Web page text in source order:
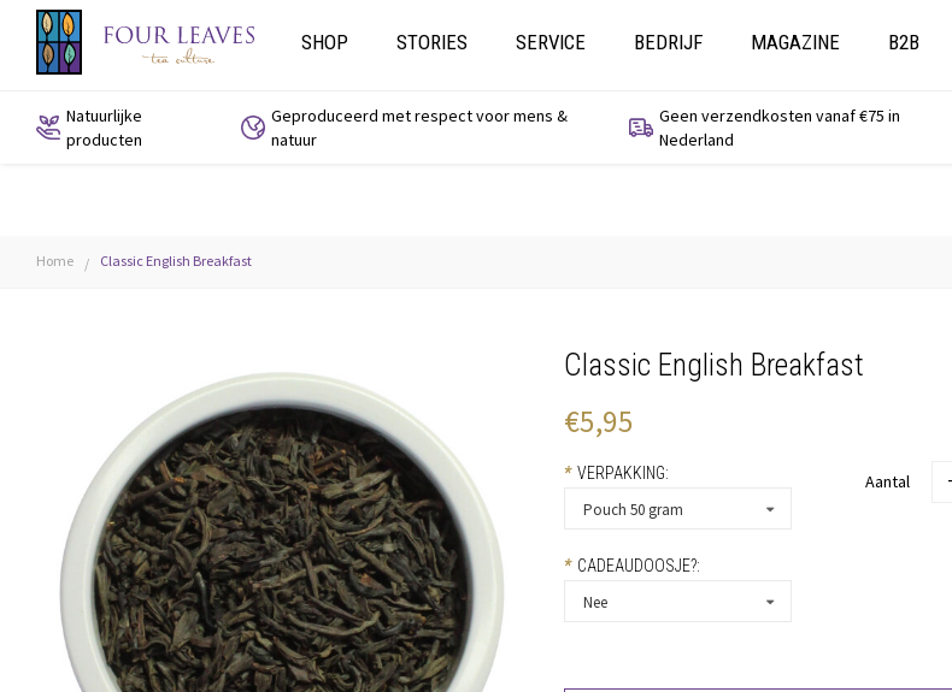
SHOP STORIES SERVICE BEDRIJF MAGAZINE B2B
Natuurlijke
producten
Geproduceerd met respect voor mens &
natuur
Geen verzendkosten vanaf €75 in
Nederland
Home / Classic English Breakfast
Classic English Breakfast
€5,95
VERPAKKING:
*
Pouch 50 gram
CADEAUDOOSJE?:
*
Nee
Aantal